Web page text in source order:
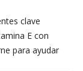
clave
E con
para ayudar